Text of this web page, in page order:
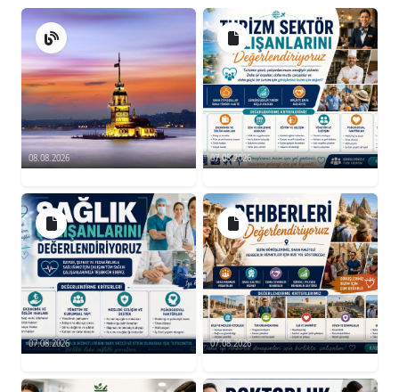
08.08.2026 07.08.2026
07.08.2026 07.08.2026